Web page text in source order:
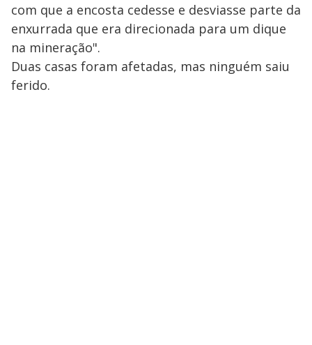
com que a encosta cedesse e desviasse parte da
enxurrada que era direcionada para um dique
na mineração".
Duas casas foram afetadas, mas ninguém saiu
ferido.